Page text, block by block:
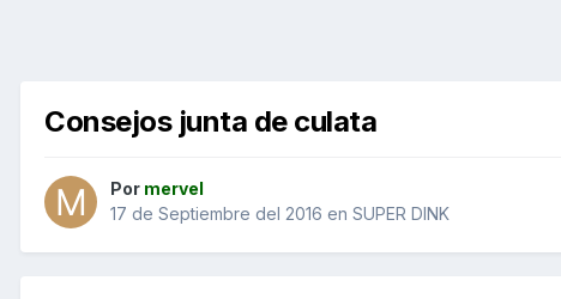
Consejos junta de culata
Por mervel
17 de Septiembre del 2016 en SUPER DINK